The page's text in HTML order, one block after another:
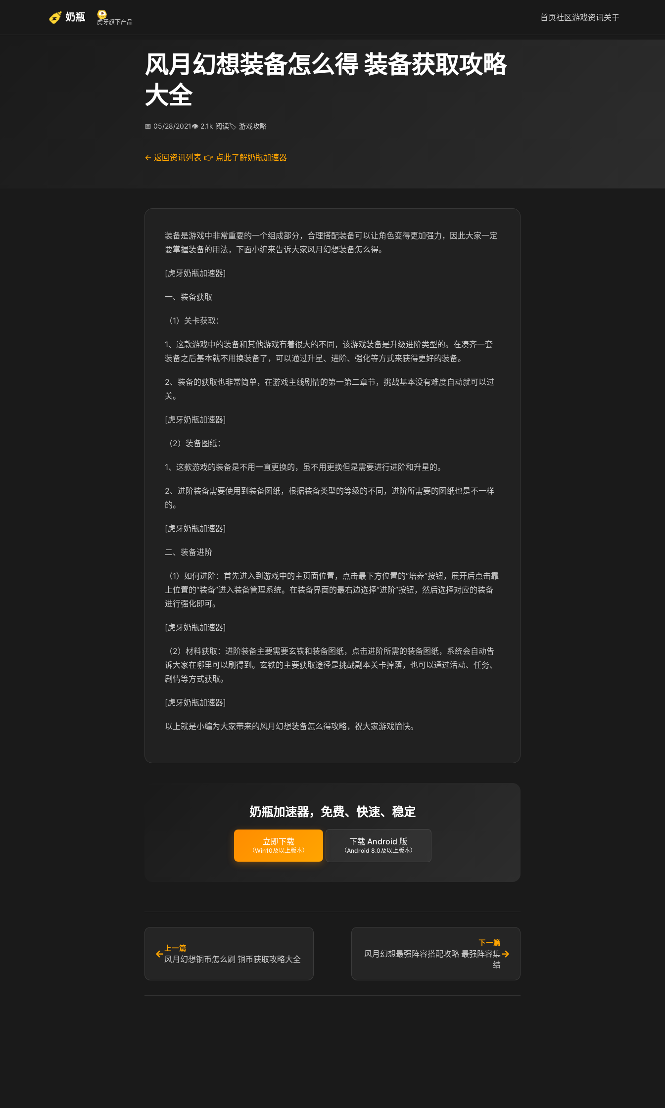
奶瓶 虎牙旗下产品 首页社区游戏资讯关于
风月幻想装备怎么得 装备获取攻略
大全
📅 05/28/2021👁 2.1k 阅读🏷 游戏攻略
← 返回资讯列表 👉 点此了解奶瓶加速器
装备是游戏中非常重要的一个组成部分，合理搭配装备可以让角色变得更加强力，因此大家一定
要掌握装备的用法，下面小编来告诉大家风月幻想装备怎么得。
[虎牙奶瓶加速器]
一、装备获取
（1）关卡获取：
1、这款游戏中的装备和其他游戏有着很大的不同，该游戏装备是升级进阶类型的。在凑齐一套
装备之后基本就不用换装备了，可以通过升星、进阶、强化等方式来获得更好的装备。
2、装备的获取也非常简单，在游戏主线剧情的第一第二章节，挑战基本没有难度自动就可以过
关。
[虎牙奶瓶加速器]
（2）装备图纸：
1、这款游戏的装备是不用一直更换的，虽不用更换但是需要进行进阶和升星的。
2、进阶装备需要使用到装备图纸，根据装备类型的等级的不同，进阶所需要的图纸也是不一样
的。
[虎牙奶瓶加速器]
二、装备进阶
（1）如何进阶：首先进入到游戏中的主页面位置，点击最下方位置的“培养”按钮，展开后点击靠
上位置的“装备”进入装备管理系统。在装备界面的最右边选择“进阶”按钮，然后选择对应的装备
进行强化即可。
[虎牙奶瓶加速器]
（2）材料获取：进阶装备主要需要玄铁和装备图纸，点击进阶所需的装备图纸，系统会自动告
诉大家在哪里可以刷得到。玄铁的主要获取途径是挑战副本关卡掉落，也可以通过活动、任务、
剧情等方式获取。
[虎牙奶瓶加速器]
以上就是小编为大家带来的风月幻想装备怎么得攻略，祝大家游戏愉快。
奶瓶加速器，免费、快速、稳定
立即下载
（Win10及以上版本）
下载 Android 版
（Android 8.0及以上版本）
← 上一篇
风月幻想铜币怎么刷 铜币获取攻略大全
下一篇
风月幻想最强阵容搭配攻略 最强阵容集
结
→